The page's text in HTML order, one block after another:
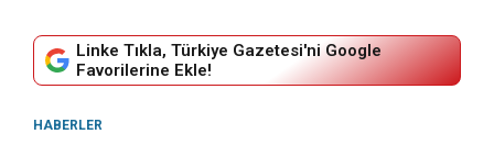
Linke Tıkla, Türkiye Gazetesi'ni Google
Favorilerine Ekle!
HABERLER